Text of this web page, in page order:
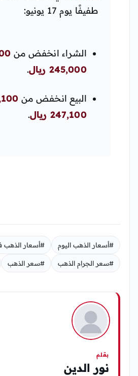
طفيفًا يوم 17 يونيو:
الشراء انخفض من
245,000 ريال
.
البيع انخفض من
247,100 ريال
.
#أسعار الذهب اليوم #أسعار الذهب
#سعر الجرام الذهب #سعر الذهب
بقلم
نور الدين